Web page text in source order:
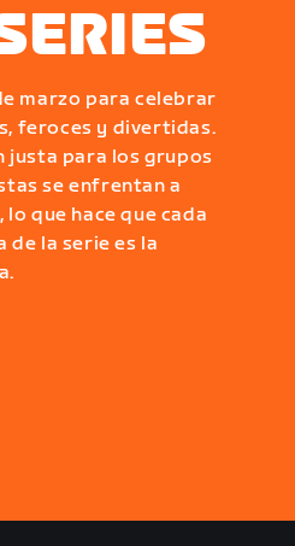
marzo para celebrar
feroces y divertidas.
justa para los grupos
se enfrentan a
que hace que cada
de la serie es la